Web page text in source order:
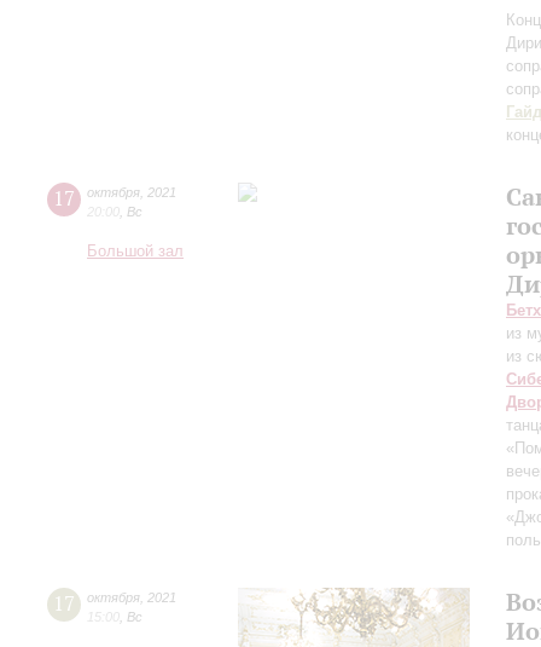
17 октября 2021
20:00 Вс
Большой зал
из
из
17 октября 2021
15:00 Вс